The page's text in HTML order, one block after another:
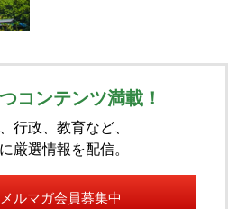
コンテンツ満載！
行政、教育など、
厳選情報を配信。
ルマガ会員募集中